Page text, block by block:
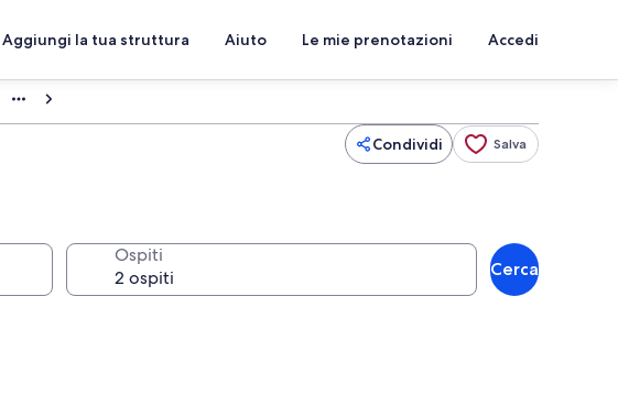
Aggiungi la tua struttura Aiuto Le mie prenotazioni Accedi
Condividi Salva
Ospiti
Cerca